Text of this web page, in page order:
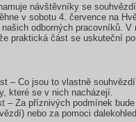
návštěvníky se
v sobotu 4. července na
odborných pracovníků.
praktická část se uskuteční
– Co jsou to vlastně
které se v nich nacházejí.
– Za příznivých podmínek
nebo za pomoci